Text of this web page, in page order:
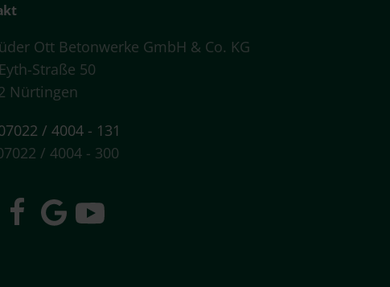
Ott Betonwerke GmbH & Co. KG
Straße 50
Nürtingen
/ 4004 - 131
/ 4004 - 300